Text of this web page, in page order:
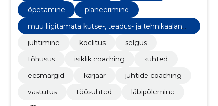
õpetamine
planeerimine
muu liigitamata kutse-, teadus- ja tehnikaalane
tegevus
juhtimine
koolitus
selgus
tõhusus
isiklik coaching
suhted
eesmärgid
karjäär
juhtide coaching
vastutus
töösuhted läbipõlemine